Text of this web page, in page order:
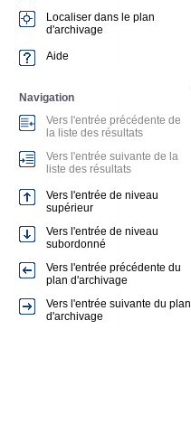
Localiser dans le plan
d'archivage
Aide
Navigation
Vers l'entrée précédente de
la liste des résultats
Vers l'entrée suivante de la
liste des résultats
Vers l'entrée de niveau
supérieur
Vers l'entrée de niveau
subordonné
Vers l'entrée précédente du
plan d'archivage
Vers l'entrée suivante du plan
d'archivage